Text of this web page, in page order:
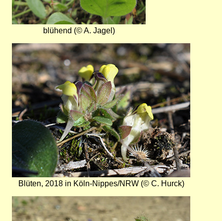
blühend (© A. Jagel)
Bild
Blüten, 2018 in Köln-Nippes/NRW (© C. Hurck)
Bild